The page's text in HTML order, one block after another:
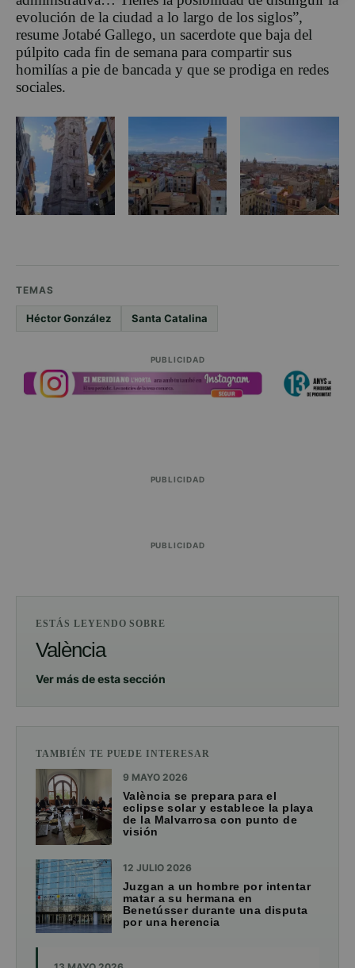
evolución de la ciudad a lo largo de los siglos”,
resume Jotabé Gallego, un sacerdote que baja del
púlpito cada fin de semana para compartir sus
homilías a pie de bancada y que se prodiga en redes
sociales.
TEMAS
Héctor González Santa Catalina
PUBLICIDAD
PUBLICIDAD
PUBLICIDAD
ESTÁS LEYENDO SOBRE
València
Ver más de esta sección
TAMBIÉN TE PUEDE INTERESAR
9 MAYO 2026
València se prepara para el
eclipse solar y establece la playa
de la Malvarrosa con punto de
visión
12 JULIO 2026
Juzgan a un hombre por intentar
matar a su hermana en
Benetússer durante una disputa
por una herencia